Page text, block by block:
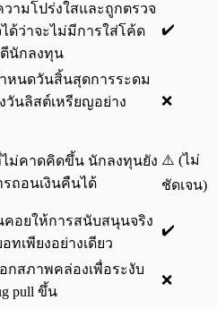
ความโปร่งใสและถูกตรวจ
ด้ว่าจะไม่มีการใส่โค้ด
นักลงทุน
✔️
หนดวันสิ้นสุดการระดม
วันลิสต์เหรียญอย่าง
❌
ม่คาดคิดขึ้น นักลงทุนยัง
ถอนเงินคืนได้
⚠️ (ไม่
ชัดเจน)
อยให้การสนับสนุนจริง
ทเพียงอย่างเดียว
✔️
กสภาพคล่องเพื่อระงับ
pull ขึ้น
❌